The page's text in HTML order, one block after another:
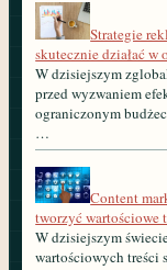
Strategie
skutecznie działać w
W dzisiejszym
przed wyzwaniem
ograniczonym
…
Content
tworzyć wartościowe
W dzisiejszym
wartościowych treści